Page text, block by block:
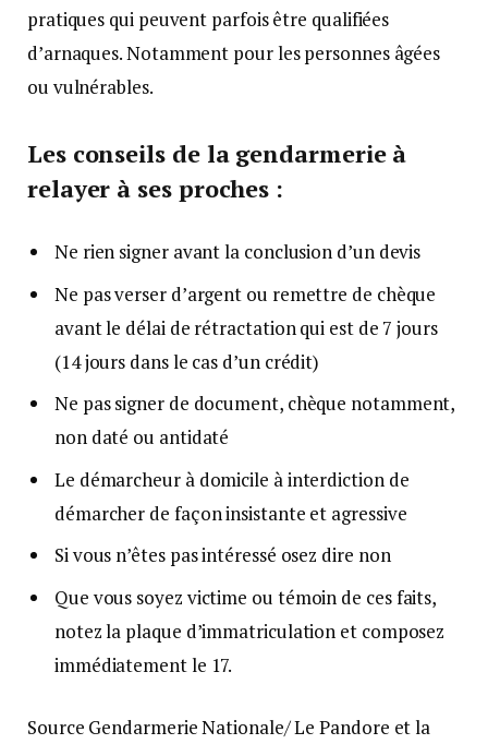
pratiques qui peuvent parfois être qualifiées
d’arnaques. Notamment pour les personnes âgées
ou vulnérables.
Les conseils de la gendarmerie à
relayer à ses proches :
Ne rien signer avant la conclusion d’un devis
Ne pas verser d’argent ou remettre de chèque
avant le délai de rétractation qui est de 7 jours
(14 jours dans le cas d’un crédit)
Ne pas signer de document, chèque notamment,
non daté ou antidaté
Le démarcheur à domicile à interdiction de
démarcher de façon insistante et agressive
Si vous n’êtes pas intéressé osez dire non
Que vous soyez victime ou témoin de ces faits,
notez la plaque d’immatriculation et composez
immédiatement le 17.
Source Gendarmerie Nationale/ Le Pandore et la